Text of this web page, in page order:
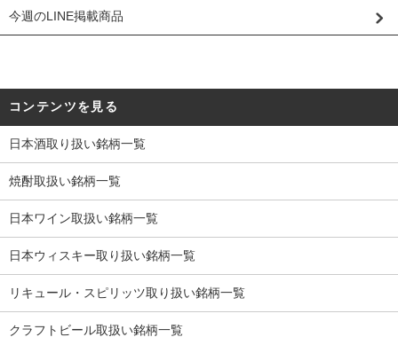
今週のLINE掲載商品
コンテンツを見る
日本酒取り扱い銘柄一覧
焼酎取扱い銘柄一覧
日本ワイン取扱い銘柄一覧
日本ウィスキー取り扱い銘柄一覧
リキュール・スピリッツ取り扱い銘柄一覧
クラフトビール取扱い銘柄一覧